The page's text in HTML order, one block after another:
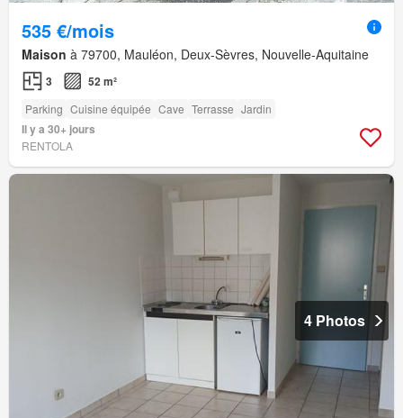
535 €/mois
Maison à 79700, Mauléon, Deux-Sèvres, Nouvelle-Aquitaine
3 52 m²
Parking Cuisine équipée Cave Terrasse Jardin
Il y a 30+ jours
RENTOLA
4 Photos